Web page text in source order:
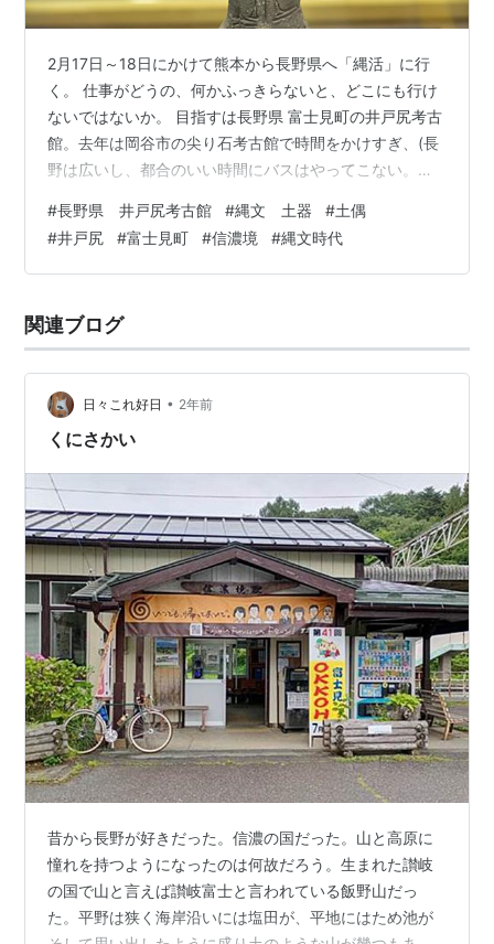
2月17日～18日にかけて熊本から長野県へ「縄活」に行
く。 仕事がどうの、何かふっきらないと、どこにも行け
ないではないか。 目指すは長野県 富士見町の井戸尻考古
館。去年は岡谷市の尖り石考古館で時間をかけすぎ、(長
野は広いし、都合のいい時間にバスはやってこない。当
朝一の新幹線、名古屋から特急信濃で塩尻、岡谷、信濃
境へ！ 無人の信濃境駅から、長い長い下り坂をキャリー
ケースをゴロゴロ言わせながら、 井戸尻考古館へ。平日
占め。 憧れの縄文君たちがガラス越しにずらりと並び、
まるで夢のよう。 「始祖女神…
#長野県 井戸尻考古館 #縄文 土器 #土偶
#井戸尻 #富士見町 #信濃境 #縄文時代
関連ブログ
日々これ好日 • 2年前
くにさかい
昔から長野が好きだった。信濃の国だった。山と高原に
憧れを持つようになったのは何故だろう。生まれた讃岐
の国で山と言えば讃岐富士と言われている飯野山だっ
た。平野は狭く海岸沿いには塩田が、平地にはため池が